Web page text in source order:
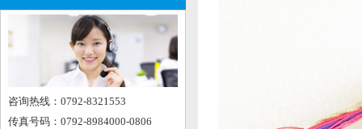
咨询热线：0792-8321553
传真号码：0792-8984000-0806